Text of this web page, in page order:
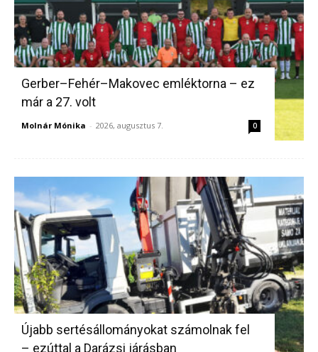
Gerber–Fehér–Makovec emléktorna – ez
már a 27. volt
Molnár Mónika - 2026, augusztus 7. 0
Újabb sertésállományokat számolnak fel
– ezúttal a Darázsi járásban